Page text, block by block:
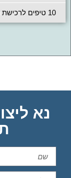
נא
תוך 24